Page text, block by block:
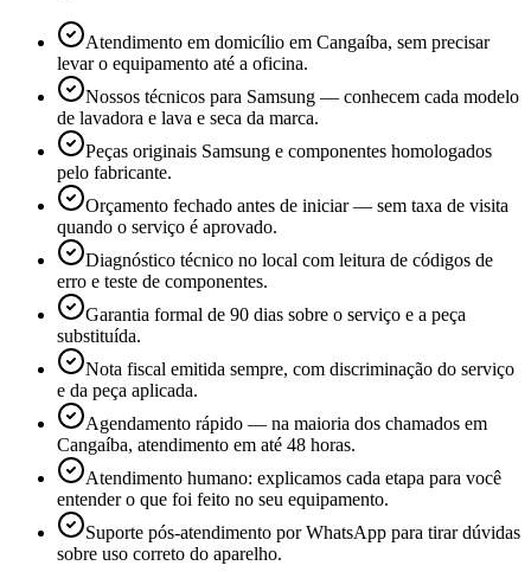
Atendimento em domicílio em Cangaíba, sem precisar
levar o equipamento até a oficina.
Nossos técnicos para Samsung — conhecem cada modelo
de lavadora e lava e seca da marca.
Peças originais Samsung e componentes homologados
pelo fabricante.
Orçamento fechado antes de iniciar — sem taxa de visita
quando o serviço é aprovado.
Diagnóstico técnico no local com leitura de códigos de
erro e teste de componentes.
Garantia formal de 90 dias sobre o serviço e a peça
substituída.
Nota fiscal emitida sempre, com discriminação do serviço
e da peça aplicada.
Agendamento rápido — na maioria dos chamados em
Cangaíba, atendimento em até 48 horas.
Atendimento humano: explicamos cada etapa para você
entender o que foi feito no seu equipamento.
Suporte pós-atendimento por WhatsApp para tirar dúvidas
sobre uso correto do aparelho.